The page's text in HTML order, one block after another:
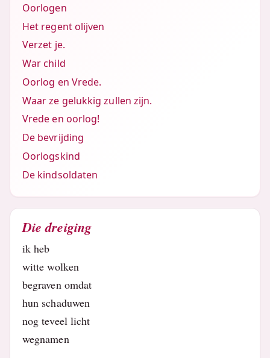
Oorlogen
Het regent olijven
Verzet je.
War child
Oorlog en Vrede.
Waar ze gelukkig zullen zijn.
Vrede en oorlog!
De bevrijding
Oorlogskind
De kindsoldaten
Die dreiging
ik heb
witte wolken
begraven omdat
hun schaduwen
nog teveel licht
wegnamen